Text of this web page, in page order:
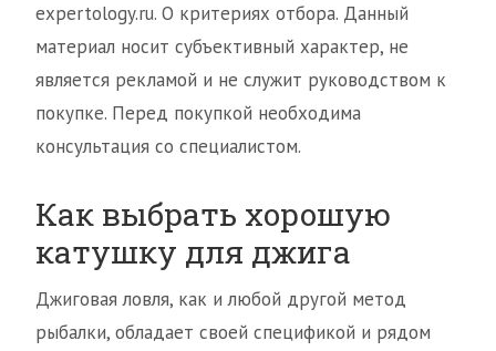
expertology.ru. О критериях отбора. Данный
материал носит субъективный характер, не
является рекламой и не служит руководством к
покупке. Перед покупкой необходима
консультация со специалистом.
Как выбрать хорошую
катушку для джига
Джиговая ловля, как и любой другой метод
рыбалки, обладает своей спецификой и рядом